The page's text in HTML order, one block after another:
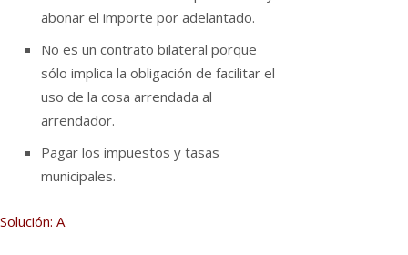
abonar el importe por adelantado.
No es un contrato bilateral porque
sólo implica la obligación de facilitar el
uso de la cosa arrendada al
arrendador.
Pagar los impuestos y tasas
municipales.
Solución: A